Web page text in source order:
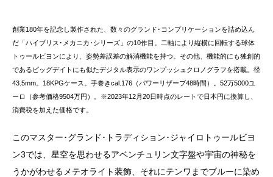
創業180年を記念し製作された、数々のグランド･コンプリケーションを詰め込ん
だ「ハイブリス･メカニカ･シリーズ」の10作目。二軸により縦横に回転する球体
トゥールビヨンにより、姿勢差誤差の解消機能を持つ。その他、機能的にも独創的
であるビッグデイトにも似たデジタル表示のワンプッシュクロノグラフを搭載。径
43.5mm。18KPGケース。手巻きcal.176（パワーリザーブ48時間）。52万5000ユ
ーロ（参考価格9504万円）。※2023年12月20日時点のレートで日本円に換算し、
消費税を加えた価格です。
このマスター･グランド･トラディション･ジャイロトゥールビヨ
ン3では、星空を思わせるアベンチュリン文字盤や宇宙の神秘を
うかがわせるメテオライト装飾、それにテンワまでブルーに染め